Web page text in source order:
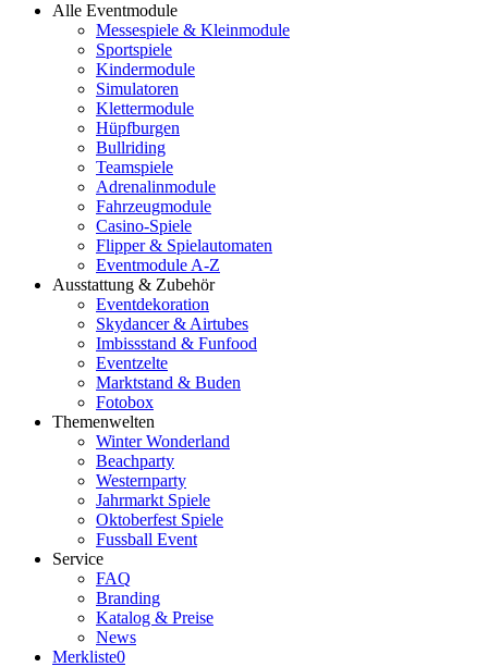
Alle Eventmodule
Messespiele & Kleinmodule
Sportspiele
Kindermodule
Simulatoren
Klettermodule
Hüpfburgen
Bullriding
Teamspiele
Adrenalinmodule
Fahrzeugmodule
Casino-Spiele
Flipper & Spielautomaten
Eventmodule A-Z
Ausstattung & Zubehör
Eventdekoration
Skydancer & Airtubes
Imbissstand & Funfood
Eventzelte
Marktstand & Buden
Fotobox
Themenwelten
Winter Wonderland
Beachparty
Westernparty
Jahrmarkt Spiele
Oktoberfest Spiele
Fussball Event
Service
FAQ
Branding
Katalog & Preise
News
Merkliste0